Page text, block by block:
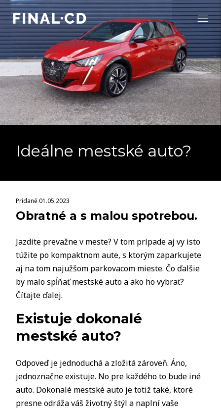
Ideálne mestské auto?
Pridané 01.05.2023
Obratné a s malou spotrebou.
Jazdite prevažne v meste? V tom prípade aj vy isto
túžite po kompaktnom aute, s ktorým zaparkujete
aj na tom najužšom parkovacom mieste. Čo ďalšie
by malo spĺňať mestské auto a ako ho vybrať?
Čítajte ďalej.
Existuje dokonalé
mestské auto?
Odpoveď je jednoduchá a zložitá zároveň. Áno,
jednoznačne existuje. No pre každého to bude iné
auto. Dokonalé mestské auto je totiž také, ktoré
presne odráža váš životný štýl a naplní vaše